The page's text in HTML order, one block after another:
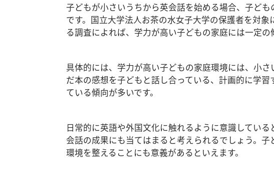
子どもが小さいうちから英会話を始める場合、子ど
です。国立大学法人お茶の水女子大学の保護者を対
る調査によれば、学力が高い子どもの家庭には一定の
具体的には、学力が高い子どもの家庭環境には、小
だ本の感想を子どもと話し合っている、計画的に学
ている傾向が多いです。
日常的に英語や外国文化に触れるように意識してい
会話の成果にも当てはまると考えられるでしょう。
環境を整えることにも意義があるといえます。